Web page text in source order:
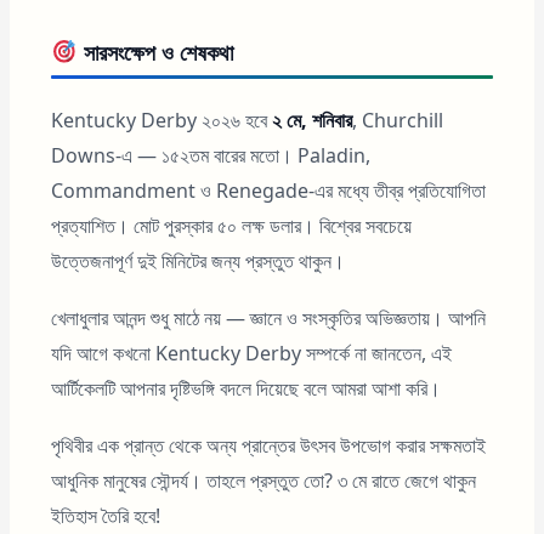
সারসংক্ষেপ ও শেষকথা
Kentucky Derby ২০২৬ হবে২ মে, শনিবার, Churchill
Downs-এ — ১৫২তম বারের মতো। Paladin,
Commandment ও Renegade-এর মধ্যে তীব্র প্রতিযোগিতা
প্রত্যাশিত। মোট পুরস্কার ৫০ লক্ষ ডলার। বিশ্বের সবচেয়ে
উত্তেজনাপূর্ণ দুই মিনিটের জন্য প্রস্তুত থাকুন।
খেলাধুলার আনন্দ শুধু মাঠে নয় — জ্ঞানে ও সংস্কৃতির অভিজ্ঞতায়। আপনি
যদি আগে কখনো Kentucky Derby সম্পর্কে না জানতেন, এই
আর্টিকেলটি আপনার দৃষ্টিভঙ্গি বদলে দিয়েছে বলে আমরা আশা করি।
পৃথিবীর এক প্রান্ত থেকে অন্য প্রান্তের উৎসব উপভোগ করার সক্ষমতাই
আধুনিক মানুষের সৌন্দর্য। তাহলে প্রস্তুত তো? ৩ মে রাতে জেগে থাকুন
ইতিহাস তৈরি হবে!